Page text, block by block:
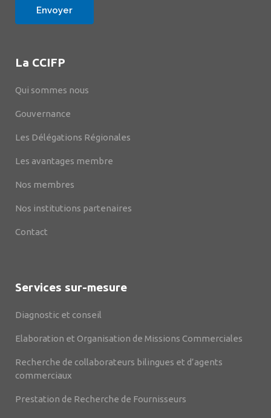
La CCIFP
Qui sommes nous
Gouvernance
Les Délégations Régionales
Les avantages membre
Nos membres
Nos institutions partenaires
Contact
Services sur-mesure
Diagnostic et conseil
Elaboration et Organisation de Missions Commerciales
Recherche de collaborateurs bilingues et d’agents
commerciaux
Prestation de Recherche de Fournisseurs